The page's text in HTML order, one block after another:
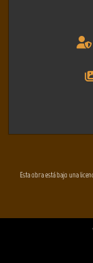
Esta obra está bajo una